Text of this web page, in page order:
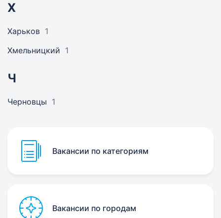
Х
Харьков 1
Хмельницкий 1
Ч
Черновцы 1
Вакансии по категориям
Вакансии по городам